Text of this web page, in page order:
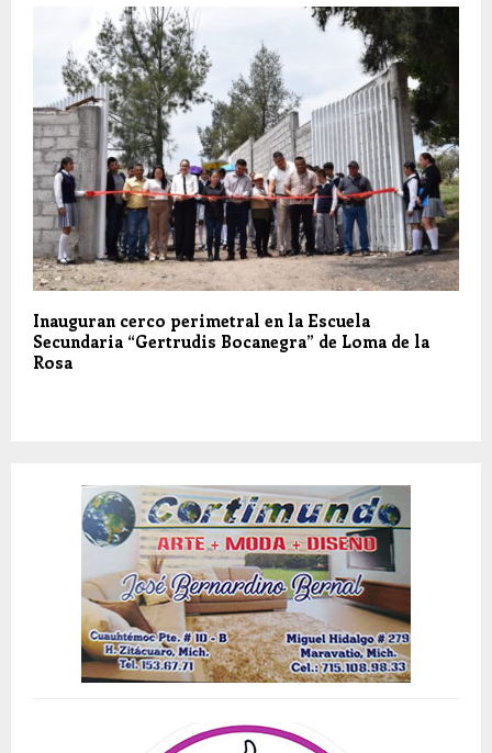
Inauguran cerco perimetral en la Escuela
Secundaria “Gertrudis Bocanegra” de Loma de la
Rosa